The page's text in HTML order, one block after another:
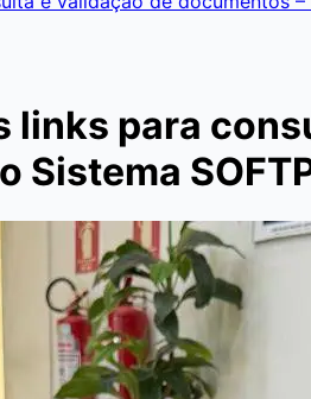
para
Sistema